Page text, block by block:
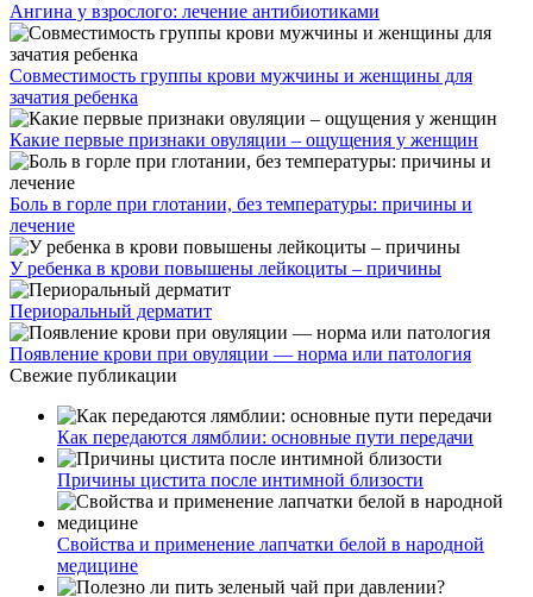
Ангина у взрослого: лечение антибиотиками
Совместимость группы крови мужчины и женщины для
зачатия ребенка
Какие первые признаки овуляции – ощущения у женщин
Боль в горле при глотании, без температуры: причины и
лечение
У ребенка в крови повышены лейкоциты – причины
Периоральный дерматит
Появление крови при овуляции — норма или патология
Свежие публикации
Как передаются лямблии: основные пути передачи
Причины цистита после интимной близости
Свойства и применение лапчатки белой в народной
медицине